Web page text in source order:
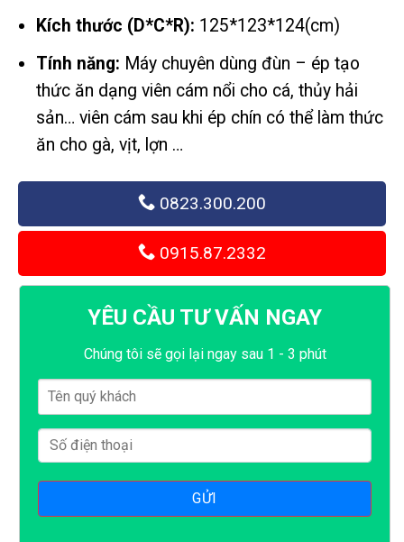
Kích thước (D*C*R): 125*123*124(cm)
Tính năng: Máy chuyên dùng đùn – ép tạo
thức ăn dạng viên cám nổi cho cá, thủy hải
sản… viên cám sau khi ép chín có thể làm thức
ăn cho gà, vịt, lợn …
0823.300.200
0915.87.2332
YÊU CẦU TƯ VẤN NGAY
Chúng tôi sẽ gọi lại ngay sau 1 - 3 phút